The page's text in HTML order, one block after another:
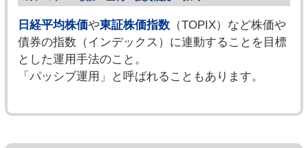
日経平均株価や東証株価指数（TOPIX）など株価や
債券の指数（インデックス）に連動することを目標
とした運用手法のこと。
「パッシブ運用」と呼ばれることもあります。